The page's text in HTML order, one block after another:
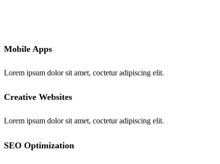
Mobile Apps
Lorem ipsum dolor sit amet, coctetur adipiscing elit.
Creative Websites
Lorem ipsum dolor sit amet, coctetur adipiscing elit.
SEO Optimization